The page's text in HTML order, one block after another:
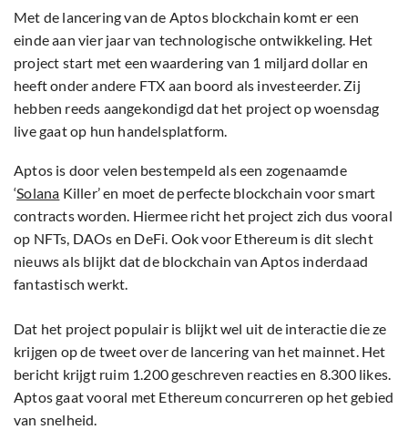
Met de lancering van de Aptos blockchain komt er een
einde aan vier jaar van technologische ontwikkeling. Het
project start met een waardering van 1 miljard dollar en
heeft onder andere FTX aan boord als investeerder. Zij
hebben reeds aangekondigd dat het project op woensdag
live gaat op hun handelsplatform.
Aptos is door velen bestempeld als een zogenaamde
‘Solana Killer’ en moet de perfecte blockchain voor smart
contracts worden. Hiermee richt het project zich dus vooral
op NFTs, DAOs en DeFi. Ook voor Ethereum is dit slecht
nieuws als blijkt dat de blockchain van Aptos inderdaad
fantastisch werkt.
Dat het project populair is blijkt wel uit de interactie die ze
krijgen op de tweet over de lancering van het mainnet. Het
bericht krijgt ruim 1.200 geschreven reacties en 8.300 likes.
Aptos gaat vooral met Ethereum concurreren op het gebied
van snelheid.